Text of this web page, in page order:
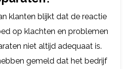
klanten blijkt dat de reactie
op klachten en problemen
niet altijd adequaat is.
gemeld dat het bedrijf